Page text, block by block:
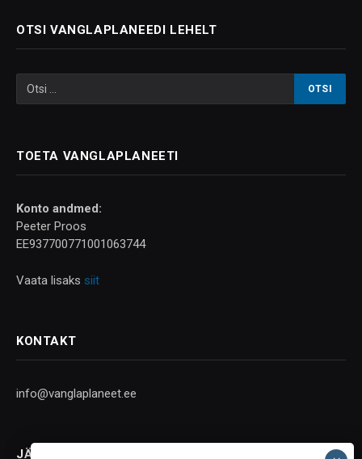
OTSI VANGLAPLANEEDI LEHELT
TOETA VANGLAPLANEETI
Konto andmed:
Peeter Proos
EE937700771001063744
Vaata lisaks siit
KONTAKT
info@vanglaplaneet.ee
JÄLGI SOTSIAALMEEDIAS